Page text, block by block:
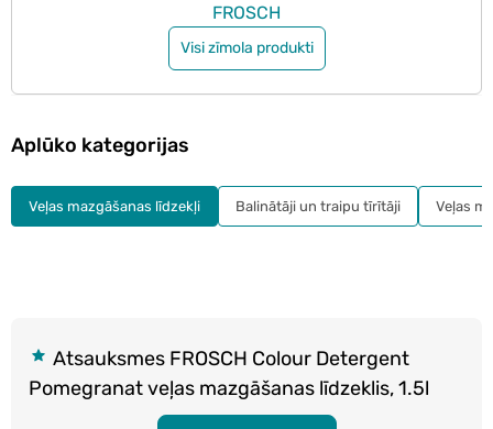
FROSCH
Visi zīmola produkti
Atsauksmes FROSCH Colour Detergent
Pomegranat veļas mazgāšanas līdzeklis, 1.5l
Aplūko kategorijas
Veļas mazgāšanas līdzekļi Balinātāji un traipu tīrītāji Veļas